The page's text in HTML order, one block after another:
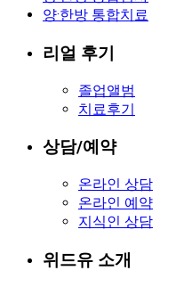
양·한방 통합치료
리얼 후기
졸업앨범
치료후기
상담/예약
온라인 상담
온라인 예약
지식인 상담
위드유 소개